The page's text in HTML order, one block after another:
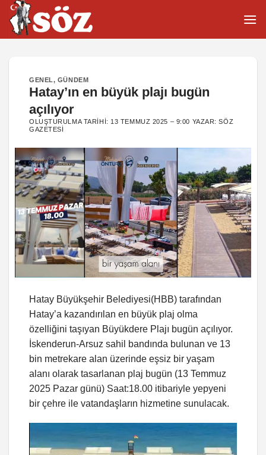
İçeriğe
atla
GENEL, GÜNDEM
Hatay’ın en büyük plajı bugün
açılıyor
OLUŞTURULMA TARIHI: 13 TEMMUZ 2025 – 9:00 YAZAR:SÖZ
GAZETESI
Hatay Büyükşehir Belediyesi(HBB) tarafından
Hatay’a kazandırılan en büyük plaj olma
özelliğini taşıyan Büyükdere Plajı bugün açılıyor.
İskenderun-Arsuz sahil bandında bulunan ve 13
bin metrekare alan üzerinde eşsiz bir yaşam
alanı olarak tasarlanan plaj bugün (13 Temmuz
2025 Pazar günü) Saat:18.00 itibariyle yepyeni
bir çehre ile vatandaşların hizmetine sunulacak.